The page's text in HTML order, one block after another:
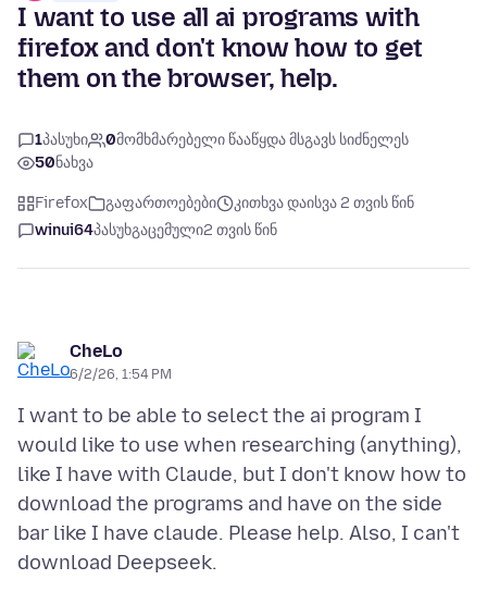
I want to use all ai programs with
firefox and don't know how to get
them on the browser, help.
1პასუხი 0მომხმარებელი წააწყდა მსგავს სიძნელეს
50ნახვა
Firefox გაფართოებები
კითხვა დაისვა 2 თვის წინ
winui64პასუხგაცემული2 თვის წინ
CheLo
6/2/26, 1:54 PM
I want to be able to select the ai program I
would like to use when researching (anything),
like I have with Claude, but I don't know how to
download the programs and have on the side
bar like I have claude. Please help. Also, I can't